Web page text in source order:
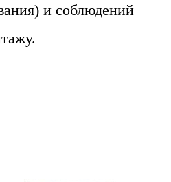
и соблюдений